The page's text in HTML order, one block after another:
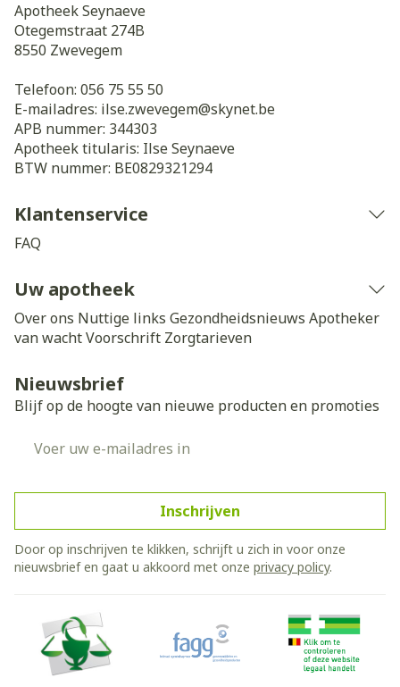
Apotheek Seynaeve
Otegemstraat 274B
8550 Zwevegem
Telefoon: 056 75 55 50
E-mailadres: ilse.zwevegem@skynet.be
APB nummer: 344303
Apotheek titularis: Ilse Seynaeve
BTW nummer: BE0829321294
Klantenservice
FAQ
Uw apotheek
Over ons Nuttige links Gezondheidsnieuws Apotheker
van wachtVoorschrift Zorgtarieven
Nieuwsbrief
Blijf op de hoogte van nieuwe producten en promoties
Inschrijven
Door op inschrijven te klikken, schrijft u zich in voor onze
nieuwsbrief en gaat u akkoord met onze privacy policy.